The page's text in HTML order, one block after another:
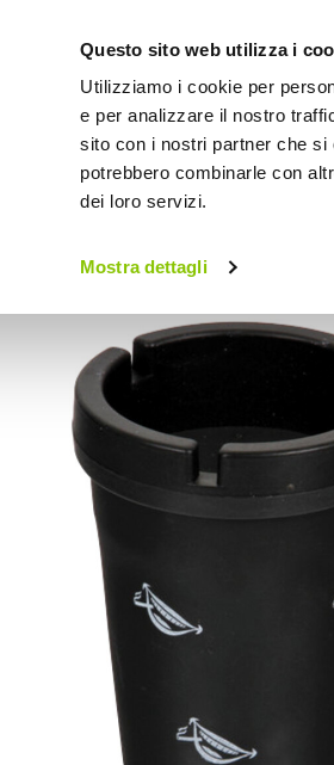
Questo sito web utilizza i
Utilizziamo i cookie per
e per analizzare il nostro
sito con i nostri partner che si
potrebbero combinarle con
dei loro servizi.
Mostra dettagli
BICI OUTDOOR